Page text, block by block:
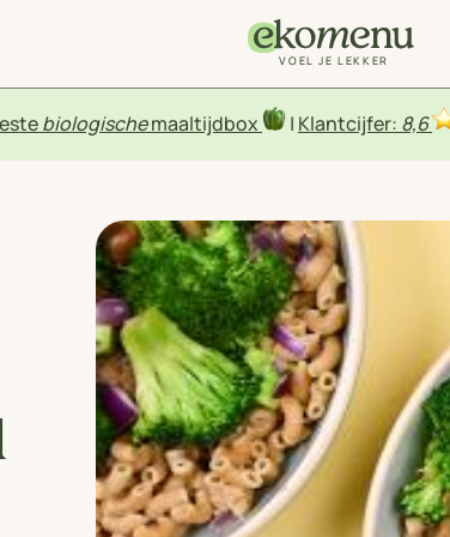
VOEL JE LEKKER
biologischemaaltijdbox | Klantcijfer: 8,6